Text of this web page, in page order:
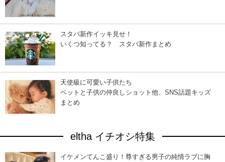
スタバ新作イッキ見せ！
いくつ知ってる？ スタバ新作まとめ
天使級に可愛い子供たち
ペットと子供の仲良しショット他、SNS話題キッズ
まとめ
eltha イチオシ特集
イケメンてんこ盛り！尊すぎる男子の純情ラブに胸